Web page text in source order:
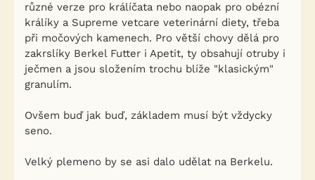
různé verze pro králíčata nebo naopak pro obézní
králíky a Supreme vetcare veterinární diety, třeba
při močových kamenech. Pro větší chovy dělá pro
zakrslíky Berkel Futter i Apetit, ty obsahují otruby i
ječmen a jsou složením trochu blíže "klasickým"
granulím.
Ovšem buď jak buď, základem musí být vždycky
seno.
Velký plemeno by se asi dalo udělat na Berkelu.